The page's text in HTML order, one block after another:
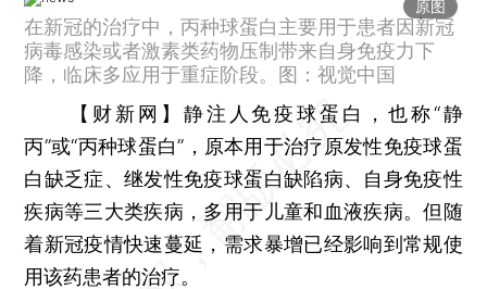
原图
在新冠的治疗中，丙种球蛋白主要用于患者因新冠
病毒感染或者激素类药物压制带来自身免疫力下
降，临床多应用于重症阶段。图：视觉中国
【财新网】 静注人免疫球蛋白，也称“静
丙”或“丙种球蛋白”，原本用于治疗原发性免疫球蛋
白缺乏症、继发性免疫球蛋白缺陷病、自身免疫性
疾病等三大类疾病，多用于儿童和血液疾病。但随
着新冠疫情快速蔓延，需求暴增已经影响到常规使
用该药患者的治疗。